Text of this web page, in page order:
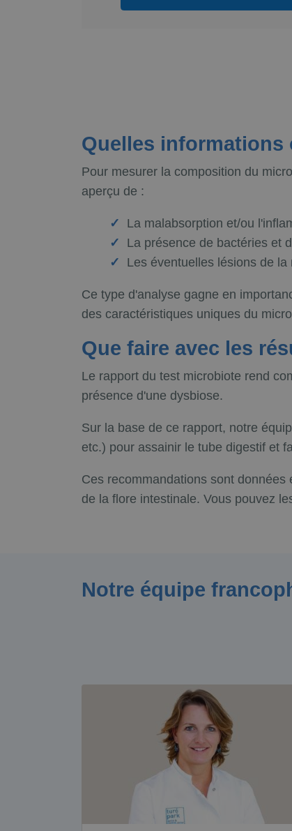
Quelles
Pour mesurer la composition du
aperçu de :
La malabsorption et/ou
La présence de bactéries et
Les éventuelles lésions de
Ce type d'analyse gagne en
des caractéristiques uniques du
Que faire avec les
Le rapport du test microbiote rend
présence d'une dysbiose.
Sur la base de ce rapport, notre
etc.) pour assainir le tube digestif et
Ces recommandations sont données
de la flore intestinale. Vous pouvez
Notre équipe